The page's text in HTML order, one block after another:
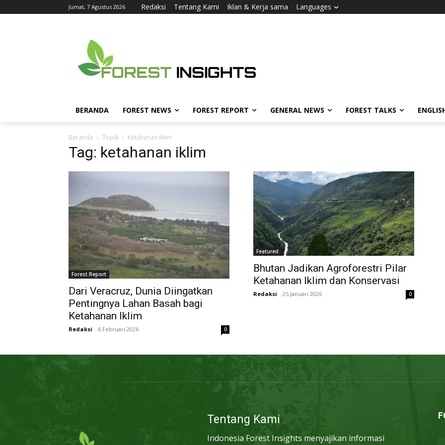
Jumat, 7 Agustus 2026 Redaksi Tentang Kami Iklan & Kerja sama Languages
BERANDA FOREST NEWS FOREST REPORT GENERAL NEWS FOREST TALKS
Beranda Topik Ketahanan iklim
Tag: ketahanan iklim
Forest Report
Dari Veracruz, Dunia Diingatkan
Pentingnya Lahan Basah bagi
Ketahanan Iklim
Redaksi - 6 Februari 2026 0
Featured
Bhutan Jadikan Agroforestri Pilar
Ketahanan Iklim dan Konservasi
Redaksi - 25 Januari 2026 0
Tentang Kami
Indonesia Forest Insights menyajikan informasi